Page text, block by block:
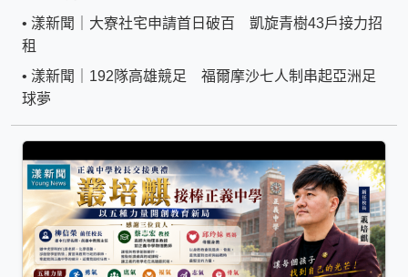
• 漾新聞｜大寮社宅申請首日破百 凱旋青樹43戶接力招
租
• 漾新聞｜192隊高雄競足 福爾摩沙七人制串起亞洲足
球夢